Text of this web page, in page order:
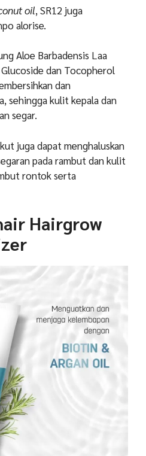
oil, SR12 juga
alorise.
Aloe Barbadensis Laa
dan Tocopherol
dan
sehingga kulit kepala dan
segar.
juga dapat menghaluskan
pada rambut dan kulit
rontok serta
Hairgrow